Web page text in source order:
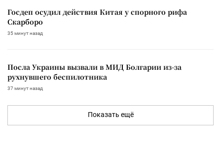
Госдеп осудил действия Китая у спорного рифа
Скарборо
35 минут назад
Посла Украины вызвали в МИД Болгарии из-за
рухнувшего беспилотника
37 минут назад
Показать ещё